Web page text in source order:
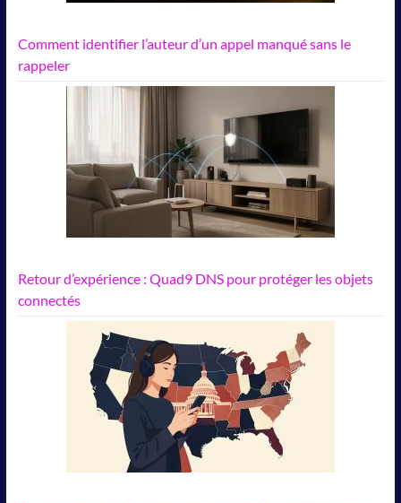
Comment identifier l’auteur d’un appel manqué sans le
rappeler
Retour d’expérience : Quad9 DNS pour protéger les objets
connectés